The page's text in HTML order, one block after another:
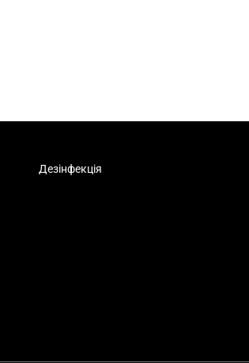
Дезінфекція